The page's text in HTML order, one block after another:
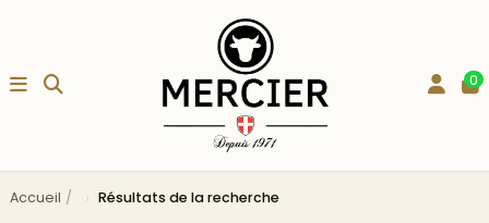
0
Accueil Résultats de la recherche